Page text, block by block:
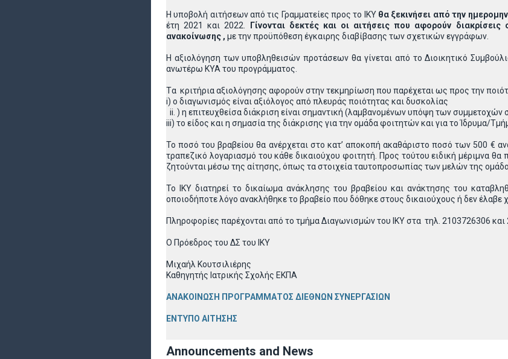
Η υποβολή αιτήσεων από τις Γραμματείες προς το ΙΚΥ θα ξεκινήσει από την
έτη 2021 και 2022.
Γίνονται δεκτές και οι αιτήσεις που αφορούν
ανακοίνωσης , με την προϋπόθεση έγκαιρης διαβίβασης των σχετικών εγγράφων.
Η αξιολόγηση των υποβληθεισών προτάσεων θα γίνεται από το Διοικητικό
ανωτέρω ΚΥΑ του προγράμματος.
Tα κριτήρια αξιολόγησης αφορούν στην τεκμηρίωση που παρέχεται ως προς την
i) ο διαγωνισμός είναι αξιόλογος από πλευράς ποιότητας και δυσκολίας
) η επιτευχθείσα διάκριση είναι σημαντική (λαμβανομένων υπόψη των συμμετοχών
iii) το είδος και η σημασία της διάκρισης για την ομάδα φοιτητών και για το Ίδρυμα/
Το ποσό του βραβείου θα ανέρχεται στο κατ’ αποκοπή ακαθάριστο ποσό των 500 €
τραπεζικό λογαριασμό του κάθε δικαιούχου φοιτητή. Προς τούτου ειδική μέριμνα
ζητούνται μέσω της αίτησης, όπως τα στοιχεία ταυτοπροσωπίας των μελών της
Το ΙΚΥ διατηρεί το δικαίωμα ανάκλησης του βραβείου και ανάκτησης του
οποιοδήποτε λόγο ανακλήθηκε το βραβείο που δόθηκε στους δικαιούχους ή δεν έλαβε
Πληροφορίες παρέχονται από το τμήμα Διαγωνισμών του ΙΚΥ στα τηλ. 2103726306
Ο Πρόεδρος του ΔΣ του ΙΚΥ
Μιχαήλ Κουτσιλιέρης
Καθηγητής Ιατρικής Σχολής ΕΚΠΑ
ΑΝΑΚΟΙΝΩΣΗ ΠΡΟΓΡΑΜΜΑΤΟΣ ΔΙΕΘΝΩΝ ΣΥΝΕΡΓΑΣΙΩΝ
ΕΝΤΥΠΟ ΑΙΤΗΣΗΣ
Announcements and News